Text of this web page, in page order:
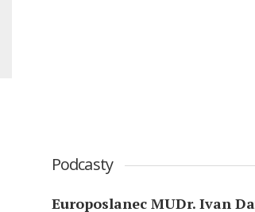
Podcasty
Europoslanec MUDr. Ivan